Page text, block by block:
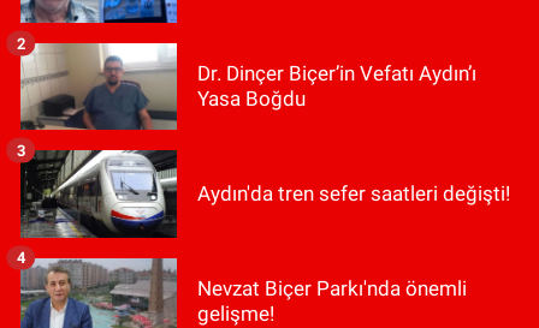
Dr. Dinçer Biçer’in Vefatı Aydın’ı
Yasa Boğdu
2
Aydın'da tren sefer saatleri değişti!
3
Nevzat Biçer Parkı'nda önemli
gelişme!
4